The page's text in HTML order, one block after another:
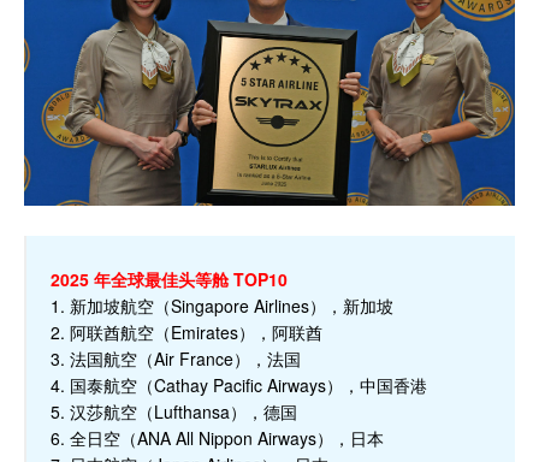
2025 年全球最佳头等舱 TOP10
1. 新加坡航空（Singapore Airlines），新加坡
2. 阿联酋航空（Emirates），阿联酋
3. 法国航空（Air France），法国
4. 国泰航空（Cathay Pacific Airways），中国香港
5. 汉莎航空（Lufthansa），德国
6. 全日空（ANA All Nippon Airways），日本